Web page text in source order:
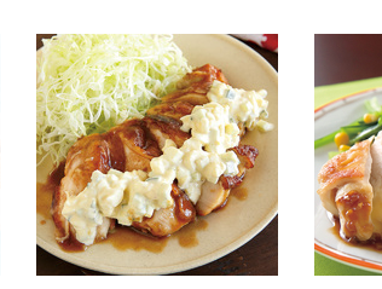
たまねぎ